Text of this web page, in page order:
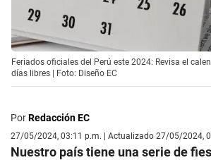
Feriados oficiales del Perú este 2024: Revisa el
días libres | Foto: Diseño EC
PorRedacción EC
27/05/2024, 03:11 p.m. | Actualizado 27/05/2024,
Nuestro país tiene una serie de